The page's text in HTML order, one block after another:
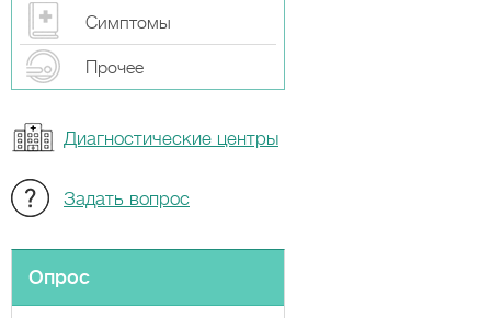
Симптомы
Прочeе
Диагностические центры
Задать вопрос
Опрос